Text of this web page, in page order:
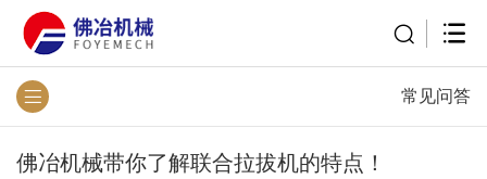
常见问答
佛冶机械带你了解联合拉拔机的特点！